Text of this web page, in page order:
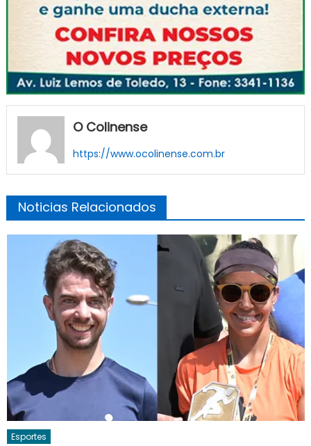
O Colinense
https://www.ocolinense.com.br
Noticias Relacionados
Esportes